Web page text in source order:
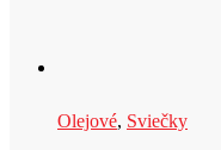
Olejové, Sviečky